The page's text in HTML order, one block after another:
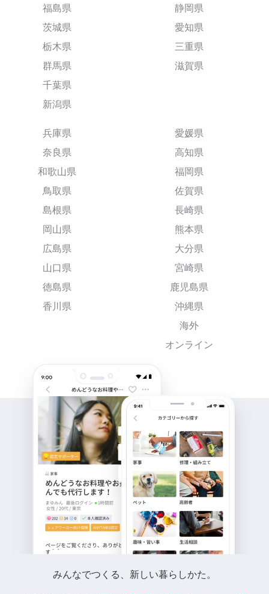
福島県
茨城県
栃木県
群馬県
千葉県
新潟県
静岡県
愛知県
三重県
滋賀県
兵庫県
奈良県
和歌山県
鳥取県
島根県
岡山県
広島県
山口県
徳島県
香川県
愛媛県
高知県
福岡県
佐賀県
長崎県
熊本県
大分県
宮崎県
鹿児島県
沖縄県
海外
オンライン
みんなでつくる、新しい暮らしかた。